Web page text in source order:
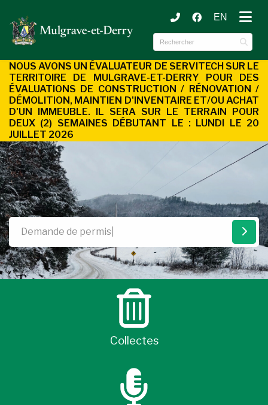
(Municipalité )
EN
NOUS AVONS UN ÉVALUATEUR DE SERVITECH SUR LE
TERRITOIRE DE MULGRAVE-ET-DERRY POUR DES
ÉVALUATIONS DE CONSTRUCTION / RÉNOVATION /
DÉMOLITION, MAINTIEN D'INVENTAIRE ET/OU ACHAT
D'UN
IMMEUBLE. IL SERA SUR LE TERRAIN POUR
DEUX (2) SEMAINES DÉBUTANT LE : LUNDI LE 20
JUILLET 2026
Collectes